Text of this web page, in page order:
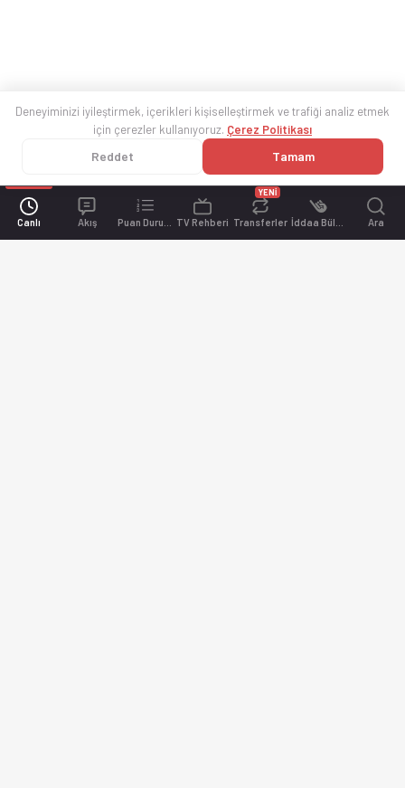
Canlı Akış TV Rehberi Transferler
YENİ
Ara
Deneyiminizi iyileştirmek, içerikleri kişiselleştirmek ve trafiği analiz etmek
için çerezler kullanıyoruz. Çerez Politikası
Reddet Tamam